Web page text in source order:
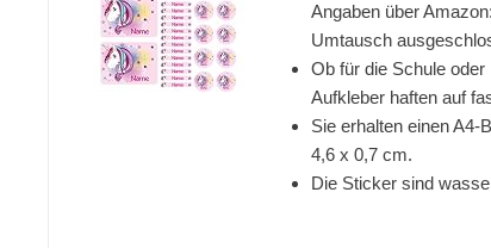
Angaben über
Umtausch
Ob für die Schule
Aufkleber haften auf
Sie erhalten einen
4,6 x 0,7 cm.
Die Sticker sind